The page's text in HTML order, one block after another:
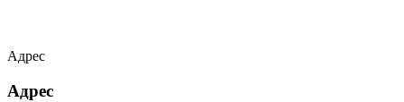
Адрес
Адрес